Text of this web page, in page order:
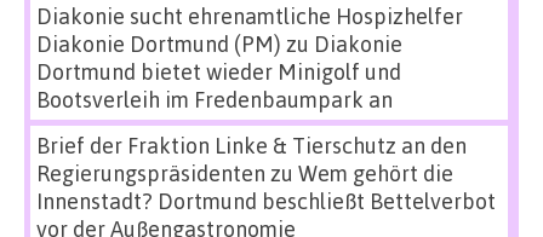
Diakonie sucht ehrenamtliche Hospizhelfer
Diakonie Dortmund (PM) zu Diakonie
Dortmund bietet wieder Minigolf und
Bootsverleih im Fredenbaumpark an
Brief der Fraktion Linke & Tierschutz an den
Regierungspräsidenten zu Wem gehört die
Innenstadt? Dortmund beschließt Bettelverbot
vor der Außengastronomie